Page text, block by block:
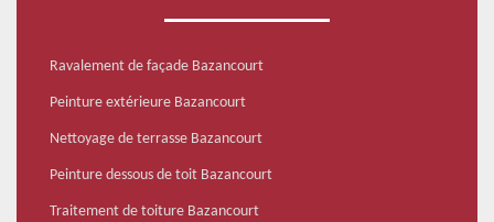
Ravalement de façade Bazancourt
Peinture extérieure Bazancourt
Nettoyage de terrasse Bazancourt
Peinture dessous de toit Bazancourt
Traitement de toiture Bazancourt